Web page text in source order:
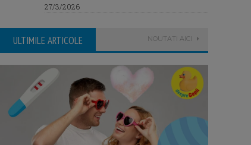
27/3/2026
ULTIMILE ARTICOLE NOUTATI AICI